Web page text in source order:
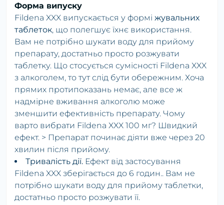
Форма випуску
Fildena XXX випускається у формі жувальних
таблеток, що полегшує їхнє використання.
Вам не потрібно шукати воду для прийому
препарату, достатньо просто розжувати
таблетку. Що стосується сумісності Fildena XXX
з алкоголем, то тут слід бути обережним. Хоча
прямих протипоказань немає, але все ж
надмірне вживання алкоголю може
зменшити ефективність препарату. Чому
варто вибрати Fildena XXX 100 мг? Швидкий
ефект. > Препарат починає діяти вже через 20
хвилин після прийому.
Тривалість дії. Ефект від застосування
Fildena XXX зберігається до 6 годин.. Вам не
потрібно шукати воду для прийому таблетки,
достатньо просто розжувати її.